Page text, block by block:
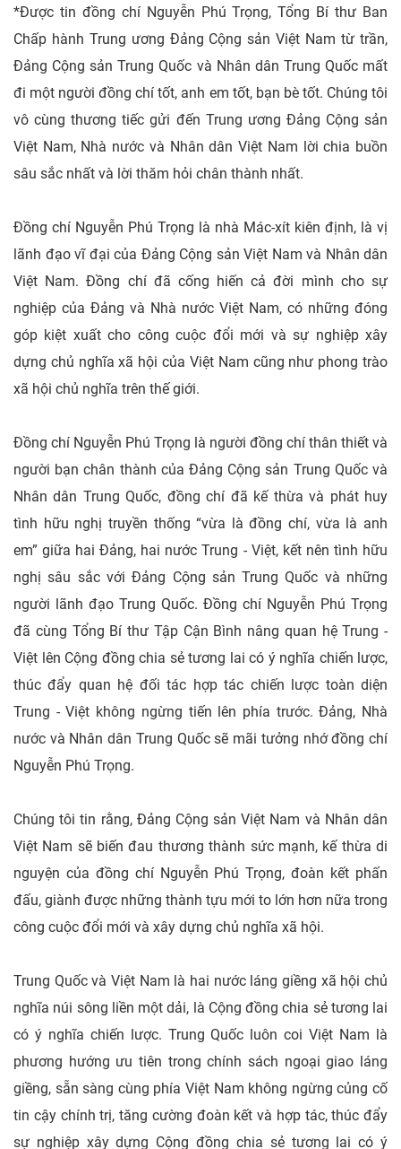
*Được tin đồng chí Nguyễn Phú Trọng, Tổng Bí thư Ban
Chấp hành Trung ương Đảng Cộng sản Việt Nam từ trần,
Đảng Cộng sản Trung Quốc và Nhân dân Trung Quốc mất
đi một người đồng chí tốt, anh em tốt, bạn bè tốt. Chúng tôi
vô cùng thương tiếc gửi đến Trung ương Đảng Cộng sản
Việt Nam, Nhà nước và Nhân dân Việt Nam lời chia buồn
sâu sắc nhất và lời thăm hỏi chân thành nhất.
Đồng chí Nguyễn Phú Trọng là nhà Mác-xít kiên định, là vị
lãnh đạo vĩ đại của Đảng Cộng sản Việt Nam và Nhân dân
Việt Nam. Đồng chí đã cống hiến cả đời mình cho sự
nghiệp của Đảng và Nhà nước Việt Nam, có những đóng
góp kiệt xuất cho công cuộc đổi mới và sự nghiệp xây
dựng chủ nghĩa xã hội của Việt Nam cũng như phong trào
xã hội chủ nghĩa trên thế giới.
Đồng chí Nguyễn Phú Trọng là người đồng chí thân thiết và
người bạn chân thành của Đảng Cộng sản Trung Quốc và
Nhân dân Trung Quốc, đồng chí đã kế thừa và phát huy
tình hữu nghị truyền thống “vừa là đồng chí, vừa là anh
em” giữa hai Đảng, hai nước Trung - Việt, kết nên tình hữu
nghị sâu sắc với Đảng Cộng sản Trung Quốc và những
người lãnh đạo Trung Quốc. Đồng chí Nguyễn Phú Trọng
đã cùng Tổng Bí thư Tập Cận Bình nâng quan hệ Trung -
Việt lên Cộng đồng chia sẻ tương lai có ý nghĩa chiến lược,
thúc đẩy quan hệ đối tác hợp tác chiến lược toàn diện
Trung - Việt không ngừng tiến lên phía trước. Đảng, Nhà
nước và Nhân dân Trung Quốc sẽ mãi tưởng nhớ đồng chí
Nguyễn Phú Trọng.
Chúng tôi tin rằng, Đảng Cộng sản Việt Nam và Nhân dân
Việt Nam sẽ biến đau thương thành sức mạnh, kế thừa di
nguyện của đồng chí Nguyễn Phú Trọng, đoàn kết phấn
đấu, giành được những thành tựu mới to lớn hơn nữa trong
công cuộc đổi mới và xây dựng chủ nghĩa xã hội.
Trung Quốc và Việt Nam là hai nước láng giềng xã hội chủ
nghĩa núi sông liền một dải, là Cộng đồng chia sẻ tương lai
có ý nghĩa chiến lược. Trung Quốc luôn coi Việt Nam là
phương hướng ưu tiên trong chính sách ngoại giao láng
giềng, sẵn sàng cùng phía Việt Nam không ngừng củng cố
tin cậy chính trị, tăng cường đoàn kết và hợp tác, thúc đẩy
sự nghiệp xây dựng Cộng đồng chia sẻ tương lai có ý